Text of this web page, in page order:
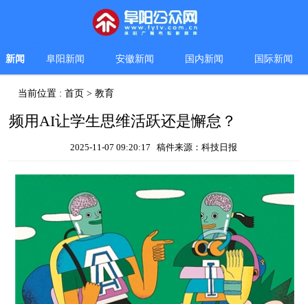
新闻 阜阳新闻 安徽新闻 国内新闻 国际新闻
当前位置 :首页 >教育
频用AI让学生思维活跃还是懈怠？
2025-11-07 09:20:17 稿件来源：科技日报